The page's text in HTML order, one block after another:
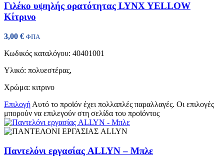
Γιλέκο υψηλής ορατότητας LYNX YELLOW
Κίτρινο
3,00 € ΦΠΑ
Κωδικός καταλόγου: 40401001
Υλικό: πολυεστέρας,
Χρώμα: κιτρινο
Επιλογή Αυτό το προϊόν έχει πολλαπλές παραλλαγές. Οι επιλογές
μπορούν να επιλεγούν στη σελίδα του προϊόντος
Παντελόνι εργασίας ALLYN – Μπλε